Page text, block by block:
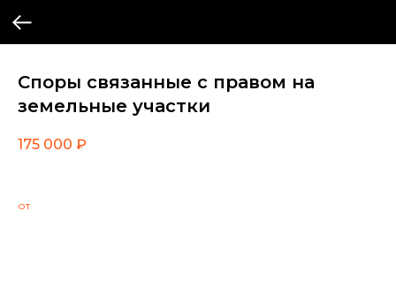
Споры связанные с правом на
земельные участки
175 000 ₽
от